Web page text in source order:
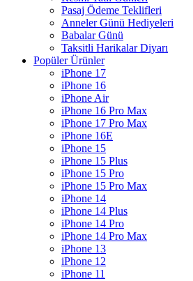
Pasaj Ödeme Teklifleri
Anneler Günü Hediyeleri
Babalar Günü
Taksitli Harikalar Diyarı
Popüler Ürünler
iPhone 17
iPhone 16
iPhone Air
iPhone 16 Pro Max
iPhone 17 Pro Max
iPhone 16E
iPhone 15
iPhone 15 Plus
iPhone 15 Pro
iPhone 15 Pro Max
iPhone 14
iPhone 14 Plus
iPhone 14 Pro
iPhone 14 Pro Max
iPhone 13
iPhone 12
iPhone 11